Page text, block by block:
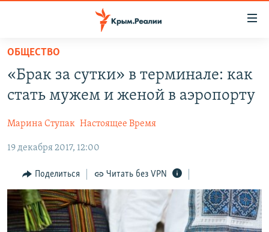
Вернуться
основному
содержанию
навигации
Вернутся
поиску
СПЕЦПРОЕКТЫ
КАРТА ВОЕННЫХ ОБЪЕКТОВ КРЫМА
11 ЛЕТ ОККУПАЦИИ КРЫМА. 11 ИСТОРИЙ СОПРОТИВЛЕНИЯ
ИСТОРИЯ
ЕЩЕ
ИНТЕРАКТИВ
ИНФОГРАФИКА
ТЕЛЕПРОЕКТ КРЫМ.РЕАЛИИ
РАДІО СВОБОДА
КАК ОБОЙТИ БЛОКИРОВКУ
Українською
ОБЩЕСТВО
«Брак за сутки» в терминале: как
стать мужем и женой в аэропорту
Марина Ступак Настоящее Время
19 декабря 2017, 12:00
Поделиться Читать без VPN